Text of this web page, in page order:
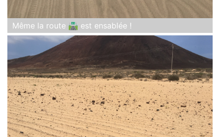
Même la route 🛣 est ensablée !